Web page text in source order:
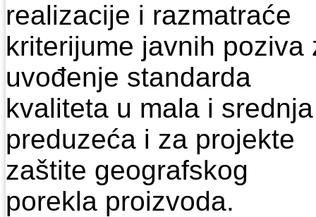
realizacije i razmatraće
kriterijume javnih poziva
uvođenje standarda
kvaliteta u mala i srednja
preduzeća i za projekte
zaštite geografskog
porekla proizvoda.